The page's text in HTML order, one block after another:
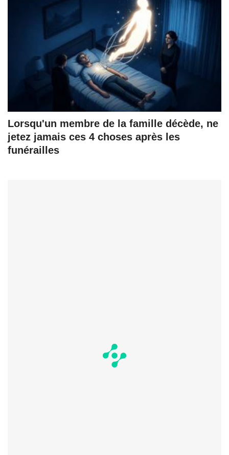
Lorsqu'un membre de la famille décède, ne
jetez jamais ces 4 choses après les
funérailles